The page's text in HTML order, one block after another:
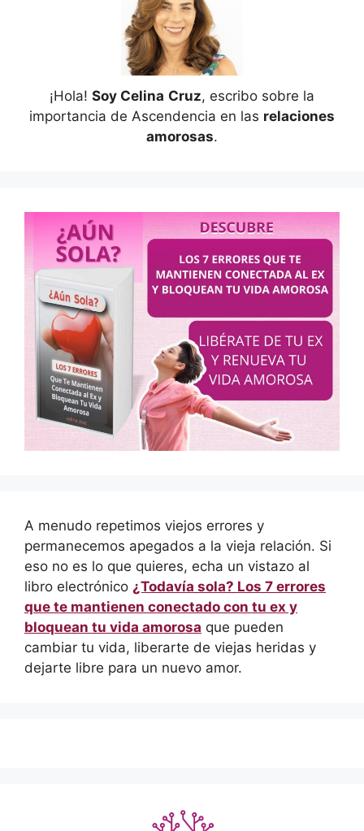
¡Hola! Soy Celina Cruz, escribo sobre la
importancia de Ascendencia en las relaciones
amorosas.
A menudo repetimos viejos errores y
permanecemos apegados a la vieja relación. Si
eso no es lo que quieres, echa un vistazo al
libro electrónico ¿Todavía sola? Los 7 errores
que te mantienen conectado con tu ex y
bloquean tu vida amorosa que pueden
cambiar tu vida, liberarte de viejas heridas y
dejarte libre para un nuevo amor.